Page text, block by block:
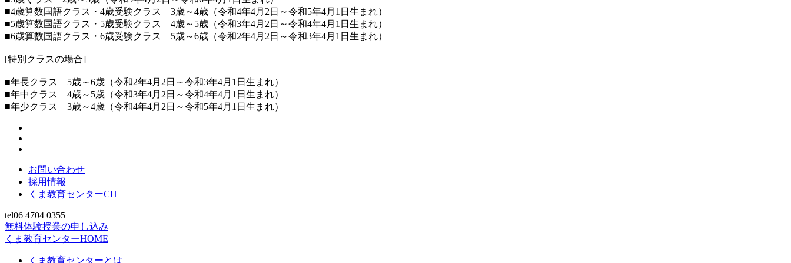
■4歳算数国語クラス・4歳受験クラス 3歳～4歳（令和4年4月2日～令和5年4月1日生まれ）
■5歳算数国語クラス・5歳受験クラス 4歳～5歳（令和3年4月2日～令和4年4月1日生まれ）
■6歳算数国語クラス・6歳受験クラス 5歳～6歳（令和2年4月2日～令和3年4月1日生まれ）
[特別クラスの場合]
■年長クラス 5歳～6歳（令和2年4月2日～令和3年4月1日生まれ）
■年中クラス 4歳～5歳（令和3年4月2日～令和4年4月1日生まれ）
■年少クラス 3歳～4歳（令和4年4月2日～令和5年4月1日生まれ）
お問い合わせ
採用情報
くま教育センターCH
tel06 4704 0355
無料体験授業の申し込み
くま教育センターHOME
くま教育センターとは